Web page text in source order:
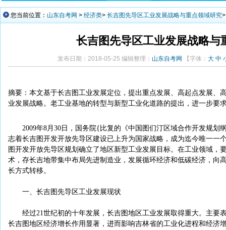
您当前位置： 山东自考网 > 经济类> 长吉图先导区工业发展战略与重点领域研究
长吉图先导区工业发展战略与
发布日期：2018-05-25 编辑整理： 山东自考网 【字体： 大 中
摘要：本文基于长吉图工业发展定位，提出重点发展、高起点发展、
业发展战略。老工业基地的转型与新型工业化道路的提出，进一步要
2009年8月30日，国务院{比复的《中国图们汀区域合作开发规划
志着长吉图开发开放先导区建设已上升为国家战略，成为迄今唯一一
图开发开放先导区规划确立了地区新型工业发展目标。在工业领域，
术，存长吉地带集中布局先进制造业，发展循环经济和低碳经济，向
长方式转移。
一、长吉图先导区工业发展现状
经过21世纪初的十年发展，长吉图地区工业发展取得重大。主要
长吉图地区经济增长作用显著，进而影响吉林省的工业化进程和经济